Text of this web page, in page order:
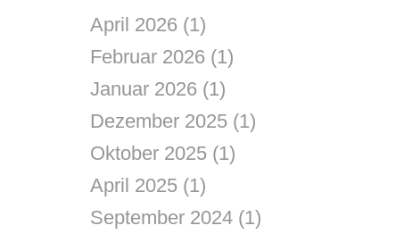
April 2026 (1)
Februar 2026 (1)
Januar 2026 (1)
Dezember 2025 (1)
Oktober 2025 (1)
April 2025 (1)
September 2024 (1)